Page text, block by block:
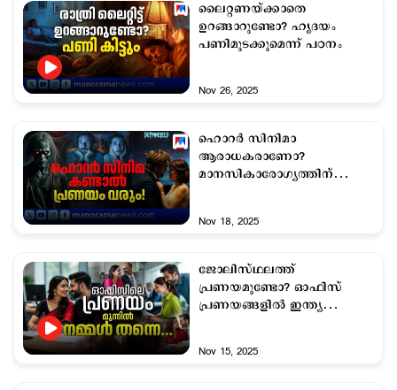
ലൈറ്റണയ്ക്കാതെ
ഉറങ്ങാറുണ്ടോ? ഹൃദയം
പണിമുടക്കുമെന്ന് പഠനം
Nov 26, 2025
ഹൊറര്‍ സിനിമാ
ആരാധകരാണോ?
മാനസികാരോഗ്യത്തിന്
Nov 18, 2025
ജോലിസ്ഥലത്ത്
പ്രണയമുണ്ടോ? ഓഫിസ്
പ്രണയങ്ങളില്‍ ഇന്ത്യ
Nov 15, 2025